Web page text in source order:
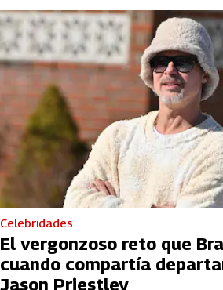
Celebridades
El vergonzoso reto que
cuando compartía
Jason Priestley